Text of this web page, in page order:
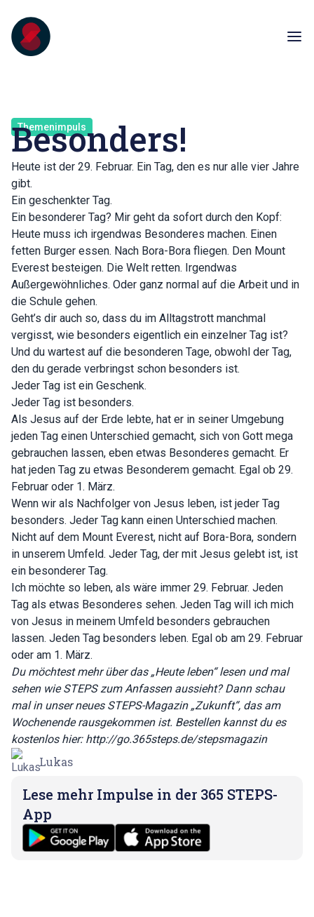
Themenimpuls
Besonders!
Heute ist der 29. Februar. Ein Tag, den es nur alle vier Jahre
gibt.
Ein geschenkter Tag.
Ein besonderer Tag? Mir geht da sofort durch den Kopf:
Heute muss ich irgendwas Besonderes machen. Einen
fetten Burger essen. Nach Bora-Bora fliegen. Den Mount
Everest besteigen. Die Welt retten. Irgendwas
Außergewöhnliches. Oder ganz normal auf die Arbeit und in
die Schule gehen.
Geht’s dir auch so, dass du im Alltagstrott manchmal
vergisst, wie besonders eigentlich ein einzelner Tag ist?
Und du wartest auf die besonderen Tage, obwohl der Tag,
den du gerade verbringst schon besonders ist.
Jeder Tag ist ein Geschenk.
Jeder Tag ist besonders.
Als Jesus auf der Erde lebte, hat er in seiner Umgebung
jeden Tag einen Unterschied gemacht, sich von Gott mega
gebrauchen lassen, eben etwas Besonderes gemacht. Er
hat jeden Tag zu etwas Besonderem gemacht. Egal ob 29.
Februar oder 1. März.
Wenn wir als Nachfolger von Jesus leben, ist jeder Tag
besonders. Jeder Tag kann einen Unterschied machen.
Nicht auf dem Mount Everest, nicht auf Bora-Bora, sondern
in unserem Umfeld. Jeder Tag, der mit Jesus gelebt ist, ist
ein besonderer Tag.
Ich möchte so leben, als wäre immer 29. Februar. Jeden
Tag als etwas Besonderes sehen. Jeden Tag will ich mich
von Jesus in meinem Umfeld besonders gebrauchen
lassen. Jeden Tag besonders leben. Egal ob am 29. Februar
oder am 1. März.
Du möchtest mehr über das „Heute leben“ lesen und mal
sehen wie STEPS zum Anfassen aussieht? Dann schau
mal in unser neues STEPS-Magazin „Zukunft“, das am
Wochenende rausgekommen ist. Bestellen kannst du es
kostenlos hier: http://go.365steps.de/stepsmagazin
Lukas
Lese mehr Impulse in der 365 STEPS-
App